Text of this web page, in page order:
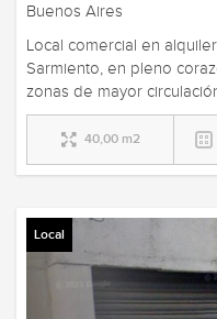
Buenos Aires
Local comercial en
Sarmiento, en pleno
zonas de mayor
40,00 m2
Local